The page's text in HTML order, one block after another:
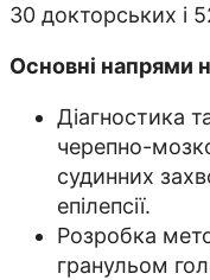
30 докторських і
Основні напрями
Діагностика
черепно-
судинних
епілепсії.
Розробка
гранульом